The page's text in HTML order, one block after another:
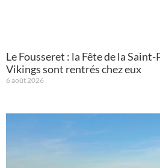
Le Fousseret : la Fête de la
Vikings sont rentrés chez eux
6 août 2026